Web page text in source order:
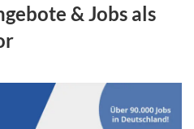
& Jobs als